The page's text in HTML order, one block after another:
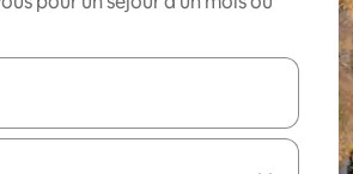
s'affichent, utilisez les flèches vers le